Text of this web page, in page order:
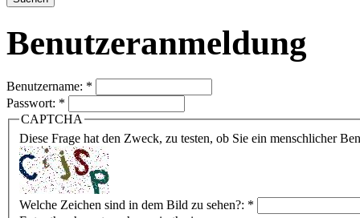
Benutzeranmeldung
Benutzername: *
Passwort: *
CAPTCHA
Diese Frage hat den Zweck, zu testen, ob Sie ein menschlicher
Welche Zeichen sind in dem Bild zu sehen?: *